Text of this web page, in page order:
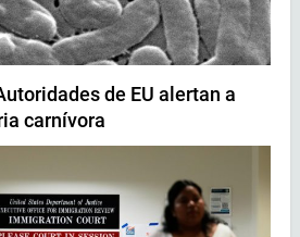
de EU alertan a
carnívora